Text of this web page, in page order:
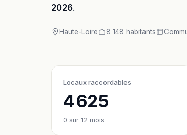
2026.
Haute-Loire 8 148 habitants
Locaux raccordables
4 625
0 sur 12 mois